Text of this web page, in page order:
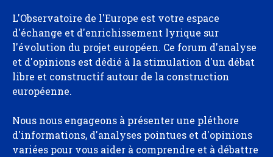
L'Observatoire de l'Europe est votre espace
d'échange et d'enrichissement lyrique sur
l'évolution du projet européen. Ce forum d'analyse
et d'opinions est dédié à la stimulation d'un débat
libre et constructif autour de la construction
européenne.
Nous nous engageons à présenter une pléthore
d'informations, d'analyses pointues et d'opinions
variées pour vous aider à comprendre et à débattre